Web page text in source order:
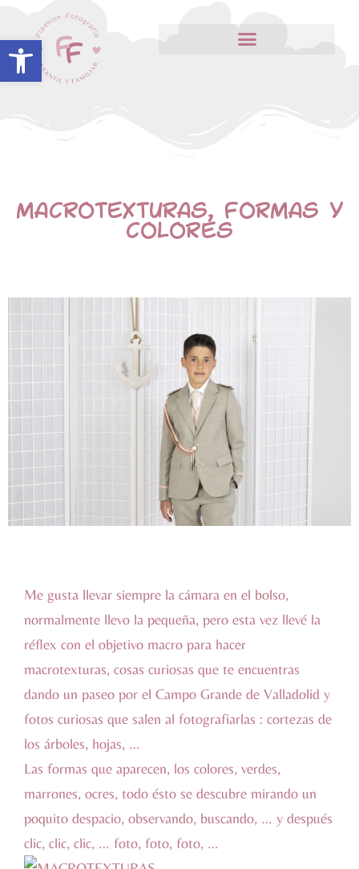
Abrir barra de herramientas
MACROTEXTURAS, FORMAS Y
COLORES
Me gusta llevar siempre la cámara en el bolso,
normalmente llevo la pequeña, pero esta vez llevé la
réflex con el objetivo macro para hacer
macrotexturas, cosas curiosas que te encuentras
dando un paseo por el Campo Grande de Valladolid y
fotos curiosas que salen al fotografiarlas : cortezas de
los árboles, hojas, …
Las formas que aparecen, los colores, verdes,
marrones, ocres, todo ésto se descubre mirando un
poquito despacio, observando, buscando, … y después
clic, clic, clic, … foto, foto, foto, …